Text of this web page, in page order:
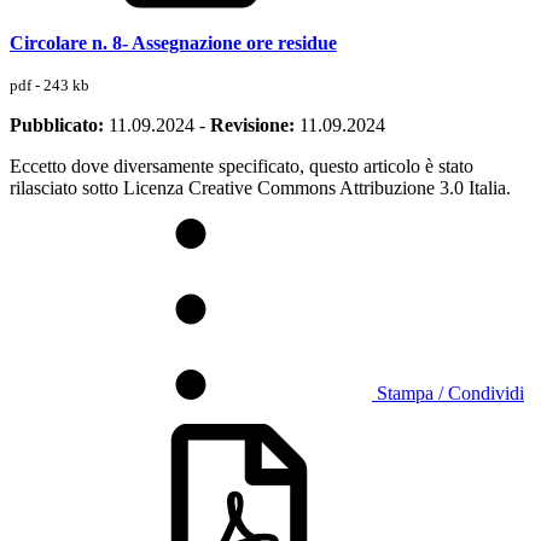
Circolare n. 8- Assegnazione ore residue
pdf - 243 kb
Pubblicato: 11.09.2024 - Revisione: 11.09.2024
Eccetto dove diversamente specificato, questo articolo è stato
rilasciato sotto Licenza Creative Commons Attribuzione 3.0 Italia.
Stampa / Condividi